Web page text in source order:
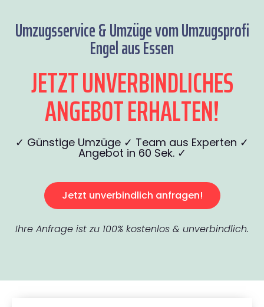
Umzugsservice & Umzüge vom Umzugsprofi
Engel aus Essen
JETZT UNVERBINDLICHES
ANGEBOT ERHALTEN!
✓ Günstige Umzüge ✓ Team aus Experten ✓
Angebot in 60 Sek. ✓
Jetzt unverbindlich anfragen!
Ihre Anfrage ist zu 100% kostenlos & unverbindlich.